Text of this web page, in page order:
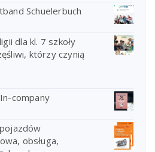
Schuelerbuch
dla kl. 7 szkoły
którzy czynią
company
obsługa,